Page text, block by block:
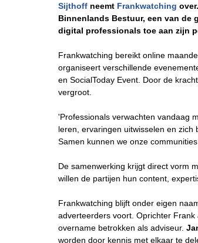
Sijthoff neemt Frankwatching
Binnenlands Bestuur, een van de
digital professionals toe aan zijn
Frankwatching bereikt online
organiseert verschillende
en SocialToday Event. Door de
vergroot.
'Professionals verwachten vandaag
leren, ervaringen uitwisselen en zich
Samen kunnen we onze
De samenwerking krijgt direct vorm
willen de partijen hun content,
Frankwatching blijft onder eigen
adverteerders voort. Oprichter
overname betrokken als adviseur.
worden door kennis met elkaar te